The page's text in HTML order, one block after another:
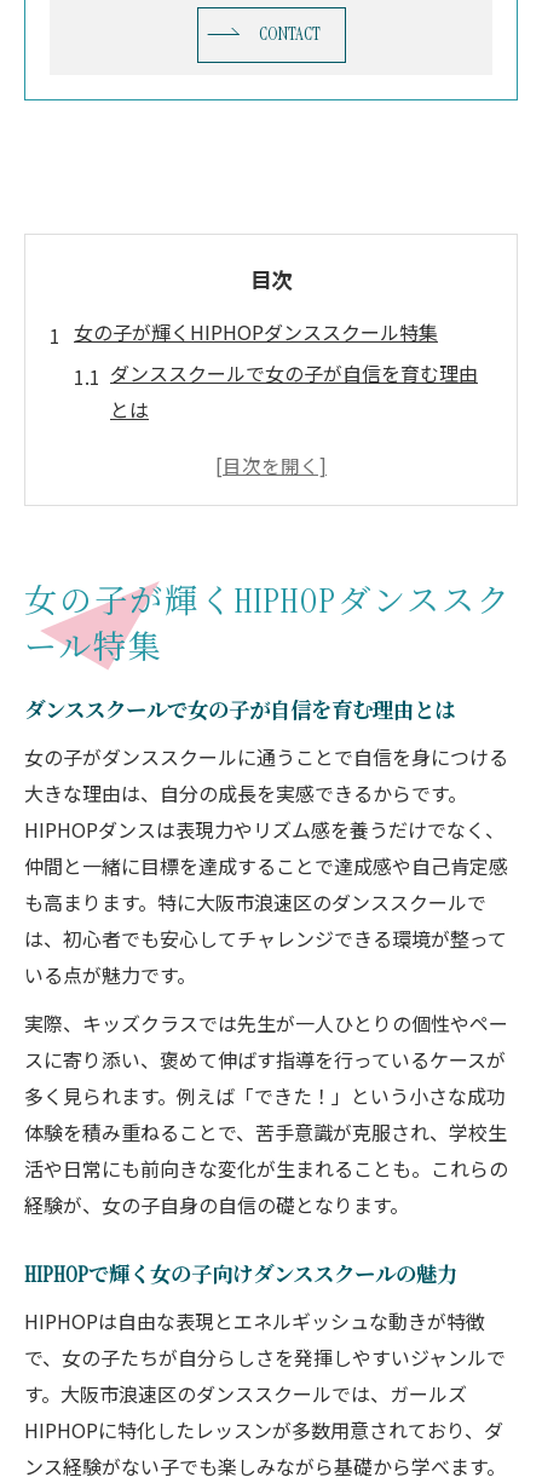
CONTACT
目次
女の子が輝くHIPHOPダンススクール特集
ダンススクールで女の子が自信を育む理由
とは
HIPHOPで輝く女の子向けダンススクール
ガールズHIPHOPに強いダンススクールの
特徴
ル事情
大阪市浪速区で安心して始めるダンススクール
選び
初心者が安心できるダンススクールの選び
方
HIPHOPに強いダンススクール選びのコツ
大阪のキッズダンススクールは見学もおす
すめ
グループレッスンと個別指導の違いを理解
しよう
ガールズ向けHIPHOPレッスンの魅力を探
る
HIPHOP初心者も歓迎のレッスン体験の魅力
説
HIPHOP初心者にやさしい体験レッスンの
魅力
ガールズ向けHIPHOPレッスンの体験談紹
介
キッズダンススクールの体験で学ぶポイン
女の子が輝くHIPHOPダンススク
ール特集
ダンススクールで女の子が自信を育む理由とは
女の子がダンススクールに通うことで自信を身につける
大きな理由は、自分の成長を実感できるからです。
HIPHOPダンスは表現力やリズム感を養うだけでなく、
仲間と一緒に目標を達成することで達成感や自己肯定感
も高まります。特に大阪市浪速区のダンススクールで
は、初心者でも安心してチャレンジできる環境が整って
いる点が魅力です。
実際、キッズクラスでは先生が一人ひとりの個性やペー
スに寄り添い、褒めて伸ばす指導を行っているケースが
多く見られます。例えば「できた！」という小さな成功
体験を積み重ねることで、苦手意識が克服され、学校生
活や日常にも前向きな変化が生まれることも。これらの
経験が、女の子自身の自信の礎となります。
HIPHOPで輝く女の子向けダンススクールの魅力
HIPHOPは自由な表現とエネルギッシュな動きが特徴
で、女の子たちが自分らしさを発揮しやすいジャンルで
す。大阪市浪速区のダンススクールでは、ガールズ
HIPHOPに特化したレッスンが多数用意されており、ダ
ンス経験がない子でも楽しみながら基礎から学べます。